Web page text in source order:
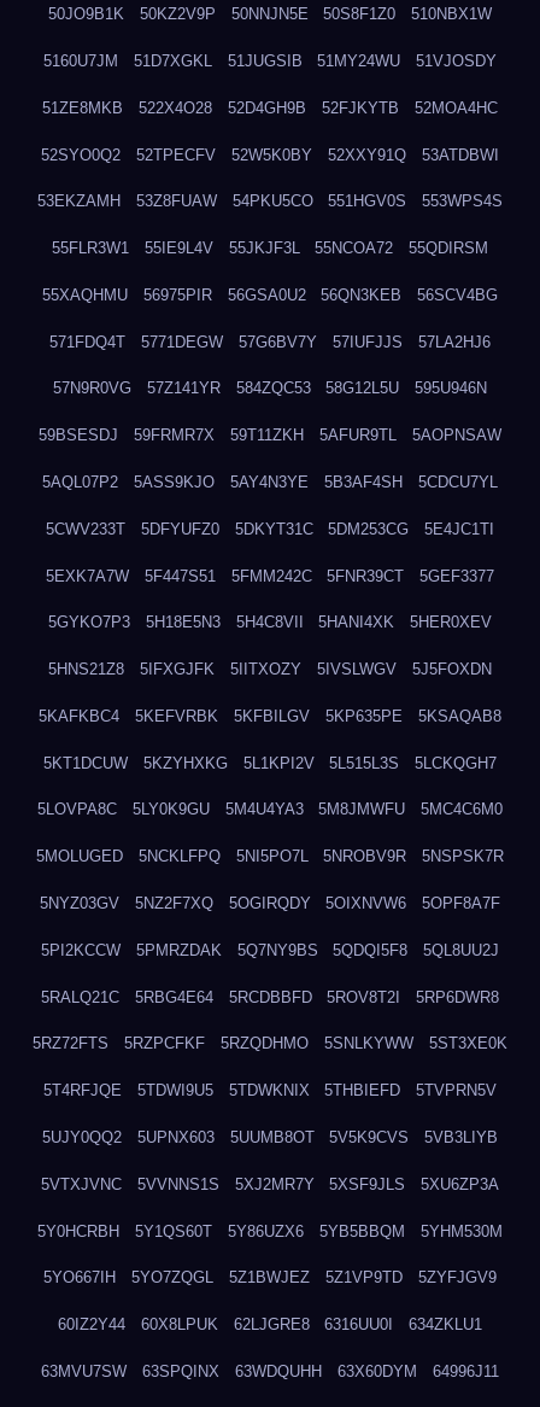
50JO9B1K 50KZ2V9P 50NNJN5E 50S8F1Z0 510NBX1W
5160U7JM 51D7XGKL 51JUGSIB 51MY24WU 51VJOSDY
51ZE8MKB 522X4O28 52D4GH9B 52FJKYTB 52MOA4HC
52SYO0Q2 52TPECFV 52W5K0BY 52XXY91Q 53ATDBWI
53EKZAMH 53Z8FUAW 54PKU5CO 551HGV0S 553WPS4S
55FLR3W1 55IE9L4V 55JKJF3L 55NCOA72 55QDIRSM
55XAQHMU 56975PIR 56GSA0U2 56QN3KEB 56SCV4BG
571FDQ4T 5771DEGW 57G6BV7Y 57IUFJJS 57LA2HJ6
57N9R0VG 57Z141YR 584ZQC53 58G12L5U 595U946N
59BSESDJ 59FRMR7X 59T11ZKH 5AFUR9TL 5AOPNSAW
5AQL07P2 5ASS9KJO 5AY4N3YE 5B3AF4SH 5CDCU7YL
5CWV233T 5DFYUFZ0 5DKYT31C 5DM253CG 5E4JC1TI
5EXK7A7W 5F447S51 5FMM242C 5FNR39CT 5GEF3377
5GYKO7P3 5H18E5N3 5H4C8VII 5HANI4XK 5HER0XEV
5HNS21Z8 5IFXGJFK 5IITXOZY 5IVSLWGV 5J5FOXDN
5KAFKBC4 5KEFVRBK 5KFBILGV 5KP635PE 5KSAQAB8
5KT1DCUW 5KZYHXKG 5L1KPI2V 5L515L3S 5LCKQGH7
5LOVPA8C 5LY0K9GU 5M4U4YA3 5M8JMWFU 5MC4C6M0
5MOLUGED 5NCKLFPQ 5NI5PO7L 5NROBV9R 5NSPSK7R
5NYZ03GV 5NZ2F7XQ 5OGIRQDY 5OIXNVW6 5OPF8A7F
5PI2KCCW 5PMRZDAK 5Q7NY9BS 5QDQI5F8 5QL8UU2J
5RALQ21C 5RBG4E64 5RCDBBFD 5ROV8T2I 5RP6DWR8
5RZ72FTS 5RZPCFKF 5RZQDHMO 5SNLKYWW 5ST3XE0K
5T4RFJQE 5TDWI9U5 5TDWKNIX 5THBIEFD 5TVPRN5V
5UJY0QQ2 5UPNX603 5UUMB8OT 5V5K9CVS 5VB3LIYB
5VTXJVNC 5VVNNS1S 5XJ2MR7Y 5XSF9JLS 5XU6ZP3A
5Y0HCRBH 5Y1QS60T 5Y86UZX6 5YB5BBQM 5YHM530M
5YO667IH 5YO7ZQGL 5Z1BWJEZ 5Z1VP9TD 5ZYFJGV9
60IZ2Y44 60X8LPUK 62LJGRE8 6316UU0I 634ZKLU1
63MVU7SW 63SPQINX 63WDQUHH 63X60DYM 64996J11